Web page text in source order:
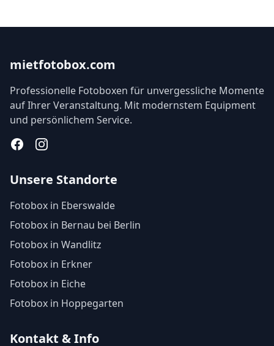
mietfotobox.com
Professionelle Fotoboxen für unvergessliche Momente
auf Ihrer Veranstaltung. Mit modernstem Equipment
und persönlichem Service.
FacebookInstagram
Unsere Standorte
Fotobox in Eberswalde
Fotobox in Bernau bei Berlin
Fotobox in Wandlitz
Fotobox in Erkner
Fotobox in Eiche
Fotobox in Hoppegarten
Kontakt & Info